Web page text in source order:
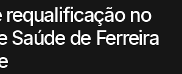
requalificação no
Saúde de Ferreira